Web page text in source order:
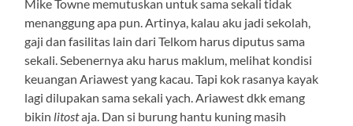
Mike Towne memutuskan untuk sama sekali tidak
menanggung apa pun. Artinya, kalau aku jadi sekolah,
gaji dan fasilitas lain dari Telkom harus diputus sama
sekali. Sebenernya aku harus maklum, melihat kondisi
keuangan Ariawest yang kacau. Tapi kok rasanya kayak
lagi dilupakan sama sekali yach. Ariawest dkk emang
bikin litostaja. Dan si burung hantu kuning masih